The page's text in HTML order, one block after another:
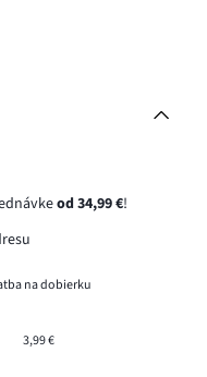
od 34,99 €!
na dobierku
3,99 €